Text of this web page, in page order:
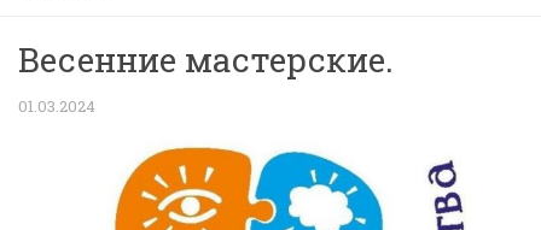
Весенние мастерские.
01.03.2024